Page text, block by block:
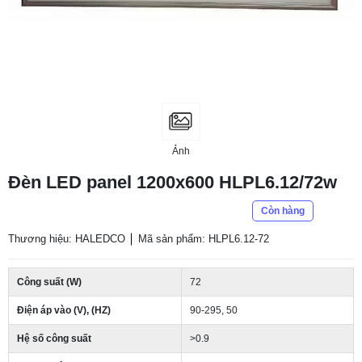
Ảnh
Đèn LED panel 1200x600 HLPL6.12/72w
Còn hàng
Thương hiệu: HALEDCO Mã sản phẩm: HLPL6.12-72
Công suất (W) 72
Điện áp vào (V), (HZ) 90-295, 50
Hệ số công suất >0.9